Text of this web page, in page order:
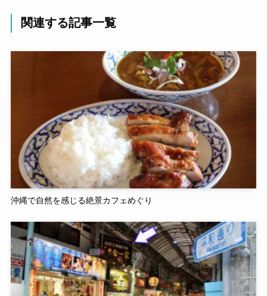
関連する記事一覧
沖縄で自然を感じる絶景カフェめぐり